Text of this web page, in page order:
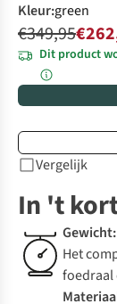
Kleur:green
€349,95
Dit product
Vergelijk
In 't
Het
foedraal